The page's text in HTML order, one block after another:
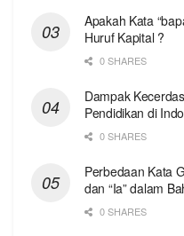
Apakah Kata
Huruf Kapital ?
0 SHARES
Dampak
Pendidikan di
0 SHARES
Perbedaan Kata
dan “Ia” dalam
0 SHARES